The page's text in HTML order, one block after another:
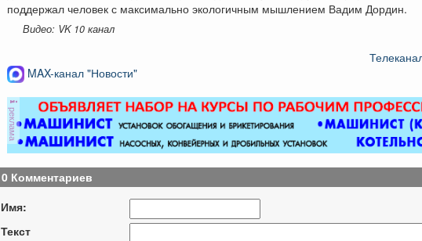
поддержал человек с максимально экологичным мышлением Вадим Дордин.
Видео: VK 10 канал
MAX-канал "Новости"
реклама
0 Комментариев
Имя:
Текст